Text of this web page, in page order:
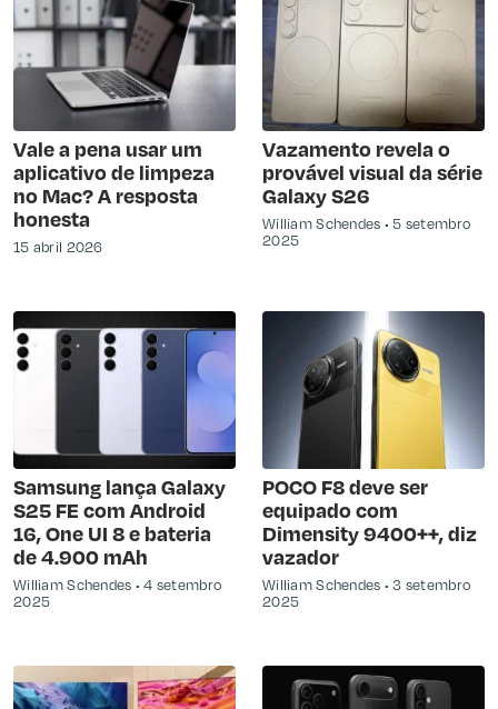
Vale a pena usar um
aplicativo de limpeza
no Mac? A resposta
honesta
15 abril 2026
Vazamento revela o
provável visual da série
Galaxy S26
William Schendes
5 setembro
2025
Samsung lança Galaxy
S25 FE com Android
16, One UI 8 e bateria
de 4.900 mAh
William Schendes
4 setembro
2025
POCO F8 deve ser
equipado com
Dimensity 9400++, diz
vazador
William Schendes
3 setembro
2025